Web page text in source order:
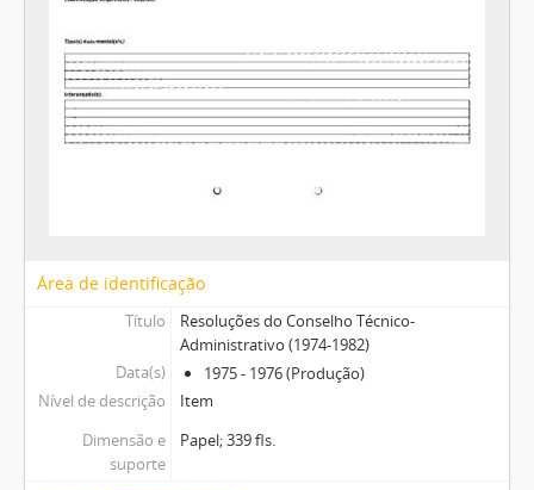
Área de identificação
Título
Resoluções do Conselho Técnico-
Administrativo (1974-1982)
Data(s)
1975 - 1976 (Produção)
Nível de descrição
Item
Dimensão e
suporte
Papel; 339 fls.